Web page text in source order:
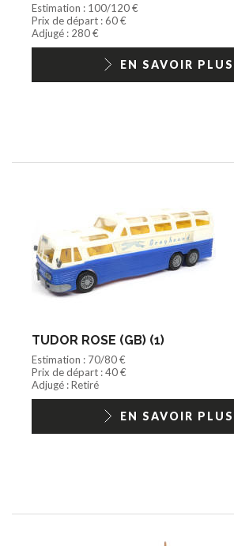
Estimation : 100/120 €
Prix de départ : 60 €
Adjugé : 280 €
EN SAVOIR PLUS
TUDOR ROSE (GB) (1)
Estimation : 70/80 €
Prix de départ : 40 €
Adjugé : Retiré
EN SAVOIR PLUS